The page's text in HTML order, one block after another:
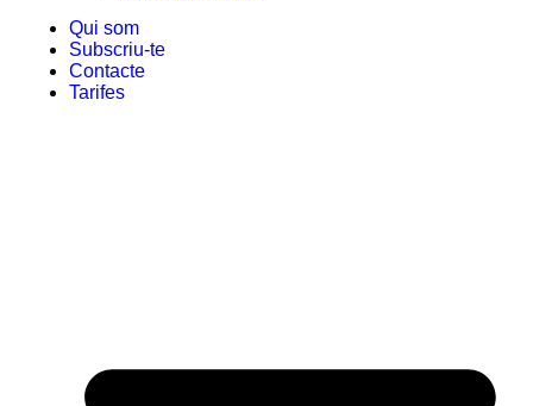
Qui som
Subscriu-te
Contacte
Tarifes